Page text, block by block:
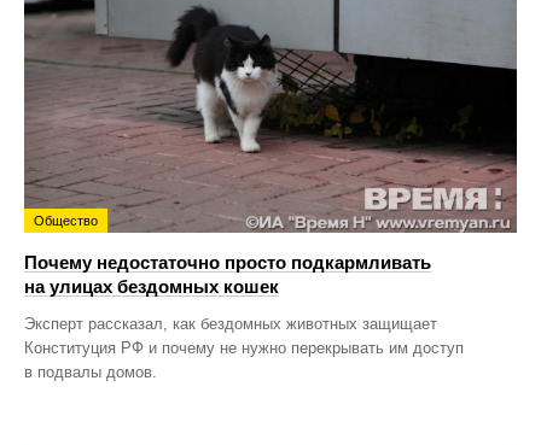
Общество
Почему недостаточно просто подкармливать
на улицах бездомных кошек
Эксперт рассказал, как бездомных животных защищает
Конституция РФ и почему не нужно перекрывать им доступ
в подвалы домов.